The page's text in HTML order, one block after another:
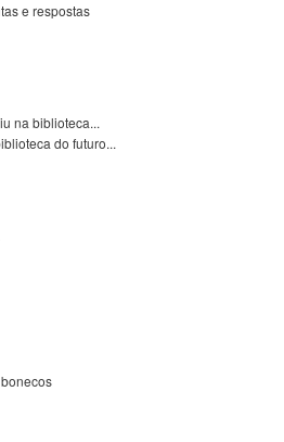
e respostas
na biblioteca...
do futuro...